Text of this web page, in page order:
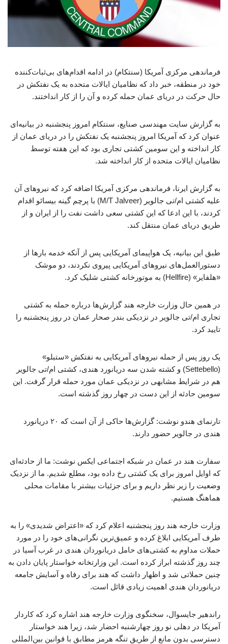
فرماندهی مرکزی آمریکا (سنتکام) در ادامه اقدام‌های بی‌ثبات‌کننده
خود در منطقه، خبر داد که نظامیان ایالات متحده به یک نفتکش در
حال حرکت در دریای عمان حمله کرده و آن را از کار انداختند.
به گزارش سایت مهندسی صنایع، سنتکام امروز پنجشنبه در بیانیه‌ای
عنوان کرد که آمریکا امروز پنجشنبه یک نفتکش را در دریای عمان از
کار انداخته و این سومین کشتی تجاری بود که این هفته توسط
نظامیان ایالات متحده از کار انداخته شد.
به گزارش ایرنا، فرماندهی مرکزی آمریکا اضافه کرد که نیروهای آن
علیه کشتی ام/تی جالویر (M/T Jalveer) با پرچم گینه بیسائو اقدام
کردند، با این ادعا که این کشتی سعی داشت نفت را از ایران و از
طریق دریای عمان منتقل کند.
طبق این بیانیه، یک هواپیمای آمریکایی پس از آنکه خدمه بارها از
دستورالعمل‌های نیروهای آمریکایی پیروی نکردند، دو موشک
«هلفایر» (Hellfire) به موتورخانه کشتی شلیک کرد.
در همین حال وزارت خارجه هند گزارش‌ها درباره حمله به کشتی
تجاری ام‌/تی جالویر در نزدیکی بندر صحار عمان در روز پنجشنبه را
تایید کرد.
یک روز پس از حمله نیروهای آمریکایی به نفتکش «ستبلو»
(Settebello) و کشته شدن سه دریانورد هندی، کشتی ام/تی جالویر
هم در شرایط مشابهی در نزدیکی عمان مورد حمله قرار گرفت. این
سومین حادثه از این دست در چهار روز گذشته است.
تارنمای هندو نوشت: گزارش‌ها حاکی از آن است که ۲۰ دریانورد
هندی در جالویر حضور دارند.
سفارت هند در عمان در شبکه اجتماعی ایکس نوشت: ما از حادثه‌ای
که اوایل امروز برای یک کشتی رخ داده بود، مطلع شدیم. ما از نزدیک
وضعیت را زیر نظر داریم و برای جزئیات بیشتر با مقامات محلی
هماهنگ هستیم.
وزارت خارجه هند روز پنجشنبه اعلام کرد که «اعتراض شدیدی» را به
طرف آمریکایی ابلاغ کرده و عمیق‌ترین نگرانی‌های خود را در مورد
حملات مداوم به کشتی‌های حامل دریانوردان هندی در غرب آسیا در
چند روز گذشته ابراز کرده است. این وزارتخانه خواستار پایان دادن به
چنین حملاتی شد و اظهار داشت که هند برای رفاه و آسایش جامعه
دریانوردان هندی اهمیت زیادی قائل است.
راندهیر جایسوال، سخنگوی وزارت خارجه هند اشاره کرد که کاردار
آمریکا در دهلی نو روز چهارشنبه احضار شد، زیرا هند خواستار
دسترسی بدون مانع از طریق تنگه هرمز مطابق با قوانین بین‌المللی